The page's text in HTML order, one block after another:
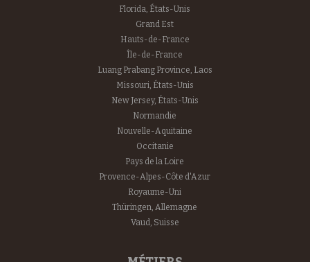
Florida, États-Unis
Grand Est
Hauts-de-France
Île-de-France
Luang Prabang Province, Laos
Missouri, États-Unis
New Jersey, États-Unis
Normandie
Nouvelle-Aquitaine
Occitanie
Pays de la Loire
Provence-Alpes-Côte d'Azur
Royaume-Uni
Thüringen, Allemagne
Vaud, Suisse